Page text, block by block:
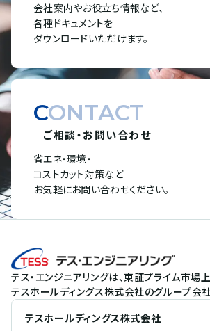
会社案内やお役立ち情報など、
各種ドキュメントを
ダウンロードいただけます。
CONTACT
ご相談・お問い合わせ
省エネ・環境・
コストカット対策など
お気軽にお問い合わせください。
テス・エンジニアリングは、東証プライム市場
テスホールディングス株式会社のグループ会社
テスホールディングス株式会社